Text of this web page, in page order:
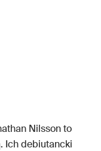
Nilsson to
Ich debiutancki